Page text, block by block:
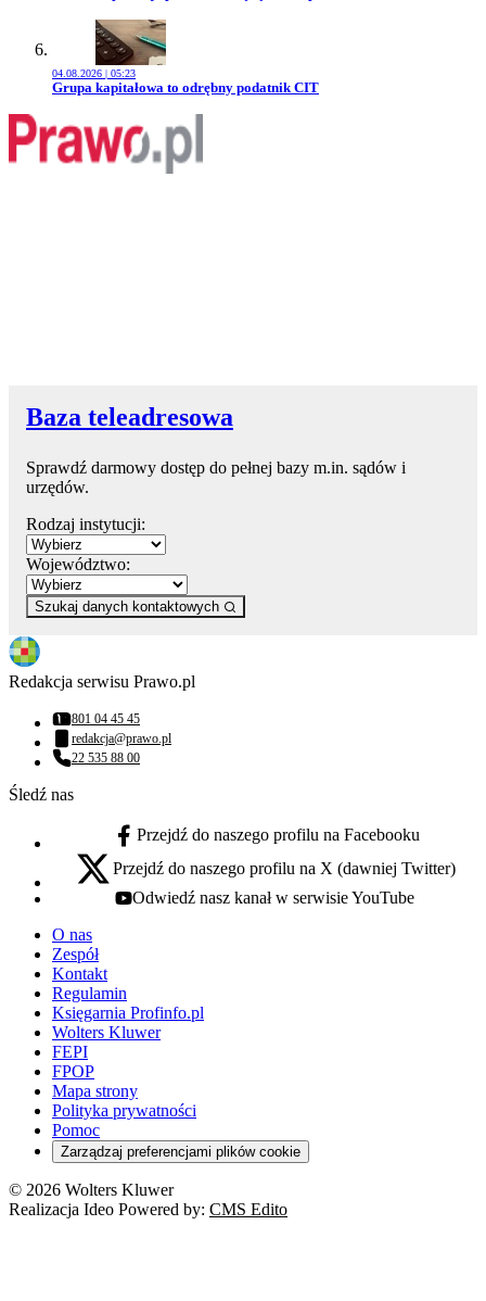
04.08.2026 | 05:23
Przejdź do artykułu:
Grupa kapitałowa to odrębny podatnik CIT
Baza teleadresowa
Sprawdź darmowy dostęp do pełnej bazy m.in. sądów i
urzędów.
Rodzaj instytucji:
Województwo:
Szukaj danych kontaktowych
Redakcja serwisu Prawo.pl
Numer telefonu:
801 04 45 45
Adres email:
redakcja@prawo.pl
Numer telefonu:
22 535 88 00
Śledź nas
facebook - otwiera się w nowej karcie
Przejdź do naszego profilu na Facebooku
x - otwiera się w nowej karcie
Przejdź do naszego profilu na X (dawniej Twitter)
youtube - otwiera się w nowej karcie
Odwiedź nasz kanał w serwisie YouTube
O nas
Zespół
Kontakt
Regulamin
Księgarnia Profinfo.pl
Wolters Kluwer
FEPI
FPOP
Mapa strony
Polityka prywatności
Pomoc
Zarządzaj preferencjami plików cookie
© 2026 Wolters Kluwer
Realizacja Ideo Powered by: CMS Edito